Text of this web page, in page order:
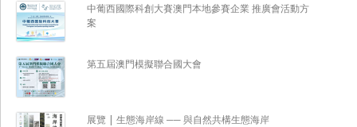
中葡西國際科創大賽澳門本地參賽企業 推廣會活動方
案
第五屆澳門模擬聯合國大會
展覽 | 生態海岸線 ── 與自然共構生態海岸